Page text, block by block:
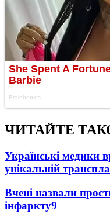
ЧИТАЙТЕ
Українські медики
унікальній
Вчені назвали
інфаркту9